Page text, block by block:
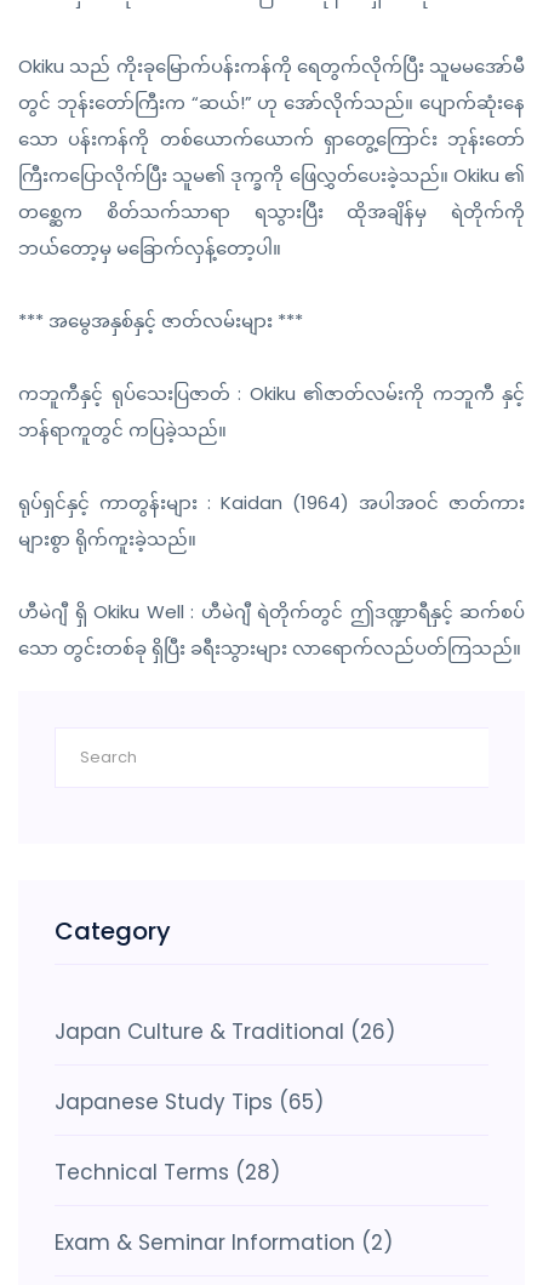
Okiku သည် ကိုးခုမြောက်ပန်းကန်ကို ရေတွက်လိုက်ပြီး သူမမအော်မီ
တွင် ဘုန်းတော်ကြီးက “ဆယ်!” ဟု အော်လိုက်သည်။ ပျောက်ဆုံးနေ
သော ပန်းကန်ကို တစ်ယောက်ယောက် ရှာတွေ့ကြောင်း ဘုန်းတော်
ကြီးကပြောလိုက်ပြီး သူမ၏ ဒုက္ခကို ဖြေလွှတ်ပေးခဲ့သည်။ Okiku ၏
တစ္ဆေက စိတ်သက်သာရာ ရသွားပြီး ထိုအချိန်မှ ရဲတိုက်ကို
ဘယ်တော့မှ မခြောက်လှန့်တော့ပါ။
*** အမွေအနှစ်နှင့် ဇာတ်လမ်းများ ***
ကဘူကီနှင့် ရုပ်သေးပြဇာတ် : Okiku ၏ဇာတ်လမ်းကို ကဘူကီ နှင့်
ဘန်ရာကူတွင် ကပြခဲ့သည်။
ရုပ်ရှင်နှင့် ကာတွန်းများ : Kaidan (1964) အပါအဝင် ဇာတ်ကား
များစွာ ရိုက်ကူးခဲ့သည်။
ဟီမဲဂျီ ရှိ Okiku Well : ဟီမဲဂျီ ရဲတိုက်တွင် ဤဒဏ္ဍာရီနှင့် ဆက်စပ်
သော တွင်းတစ်ခု ရှိပြီး ခရီးသွားများ လာရောက်လည်ပတ်ကြသည်။
Category
Japan Culture & Traditional (26)
Japanese Study Tips (65)
Technical Terms (28)
Exam & Seminar Information (2)